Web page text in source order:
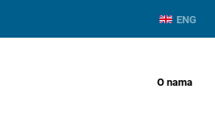
ENG
O nama